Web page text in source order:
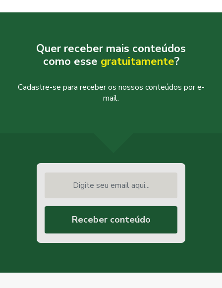
Quer receber mais conteúdos
como esse gratuitamente?
Cadastre-se para receber os nossos conteúdos por e-
mail.
Receber conteúdo